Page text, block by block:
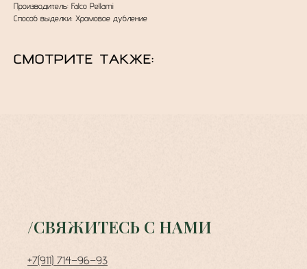
Производитель: Falco Pellami
Способ выделки: Хромовое дубление
СМОТРИТЕ ТАКЖЕ:
/СВЯЖИТЕСЬ С НАМИ
+7(911) 714−96−93